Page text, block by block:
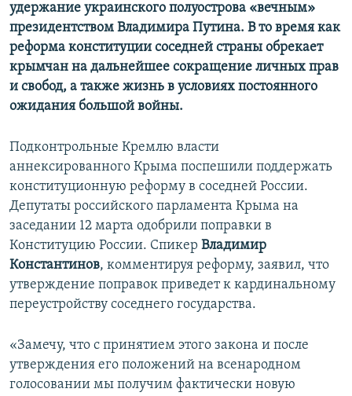
удержание украинского полуострова «вечным»
президентством Владимира Путина. В то время как
реформа конституции соседней страны обрекает
крымчан на дальнейшее сокращение личных прав
и свобод, а также жизнь в условиях постоянного
ожидания большой войны.
Подконтрольные Кремлю власти
аннексированного Крыма поспешили поддержать
конституционную реформу в соседней России.
Депутаты российского парламента Крыма на
заседании 12 марта одобрили поправки в
Конституцию России. Спикер Владимир
Константинов, комментируя реформу, заявил, что
утверждение поправок приведет к кардинальному
переустройству соседнего государства.
«Замечу, что с принятием этого закона и после
утверждения его положений на всенародном
голосовании мы получим фактически новую